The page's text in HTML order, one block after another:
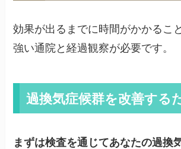
効果が出るまでに時間がかかるこ
強い通院と経過観察が必要です。
過換気症候群を改善する
まずは検査を通じてあなたの過換